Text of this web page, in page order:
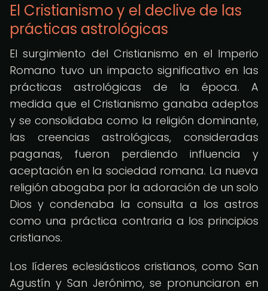
El Cristianismo y el declive de las
prácticas astrológicas
El surgimiento del Cristianismo en el Imperio
Romano tuvo un impacto significativo en las
prácticas astrológicas de la época. A
medida que el Cristianismo ganaba adeptos
y se consolidaba como la religión dominante,
las creencias astrológicas, consideradas
paganas, fueron perdiendo influencia y
aceptación en la sociedad romana. La nueva
religión abogaba por la adoración de un solo
Dios y condenaba la consulta a los astros
como una práctica contraria a los principios
cristianos.
Los líderes eclesiásticos cristianos, como San
Agustín y San Jerónimo, se pronunciaron en